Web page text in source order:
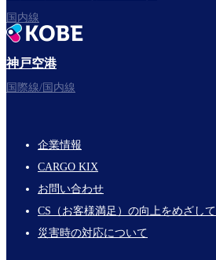
フライトをお楽しみください。
国内線
神戸空港
国際線/国内線
Footer
Links
企業情報
CARGO KIX
お問い合わせ
CS（お客様満足）の向上をめざして
災害時の対応について